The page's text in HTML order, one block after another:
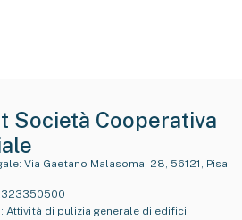
Società Cooperativa
: Attività di pulizia generale di edifici